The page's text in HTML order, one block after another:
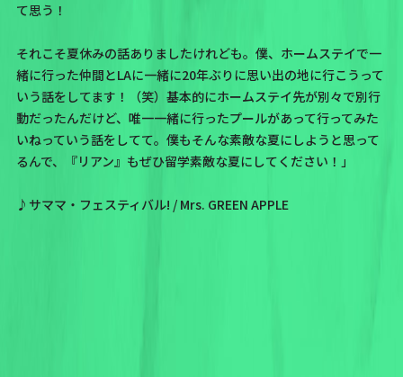
て思う！
それこそ夏休みの話ありましたけれども。僕、ホームステイで一
緒に行った仲間とLAに一緒に20年ぶりに思い出の地に行こうって
いう話をしてます！（笑）基本的にホームステイ先が別々で別行
動だったんだけど、唯一一緒に行ったプールがあって行ってみた
いねっていう話をしてて。僕もそんな素敵な夏にしようと思って
るんで、『リアン』もぜひ留学素敵な夏にしてください！」
♪サママ・フェスティバル! / Mrs. GREEN APPLE